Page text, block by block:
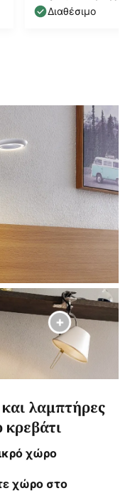
φωτιστικό
Διαθέσιμο
λαμπτήρες
κρεβάτι
χώρο
χώρο στο